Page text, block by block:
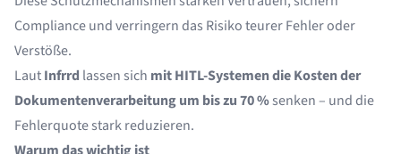
Compliance und verringern das Risiko teurer Fehler oder
Verstöße.
LautInfrrd lassen sich mit HITL-Systemen die Kosten der
Dokumentenverarbeitung um bis zu 70 %senken – und die
Fehlerquote stark reduzieren.